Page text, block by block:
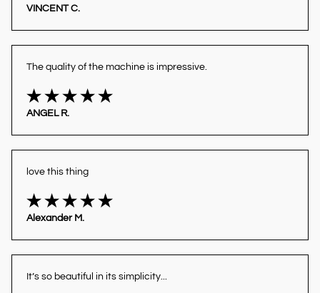
VINCENT C.
The quality of the machine is impressive.
ANGEL R.
love this thing
Alexander M.
It’s so beautiful in its simplicity...